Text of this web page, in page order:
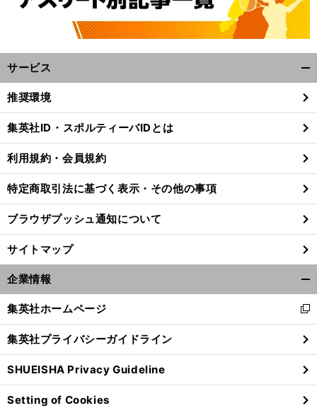
サービス
閉
る
推奨環境
集英社ID・スポルティーバIDとは
利用規約・会員規約
特定商取引法に基づく表示・その他の事項
ブラウザプッシュ通知について
サイトマップ
企業情報
閉
る
集英社ホームページ
新
し
い
ウ
ィ
ン
ド
集英社プライバシーガイドライン
SHUEISHA Privacy Guideline
Setting of Cookies